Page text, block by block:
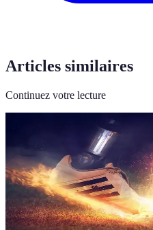
Articles similaires
Continuez votre lecture